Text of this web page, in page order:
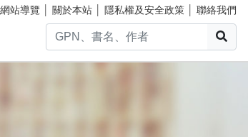
網站導覽 關於本站 隱私權及安全政策 聯絡我們